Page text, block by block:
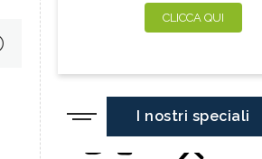
CLICCA QUI
I nostri speciali